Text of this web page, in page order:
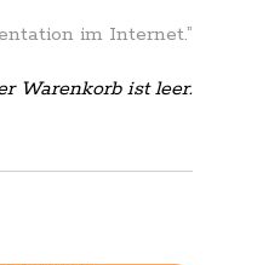
im Internet.”
Warenkorb ist leer.